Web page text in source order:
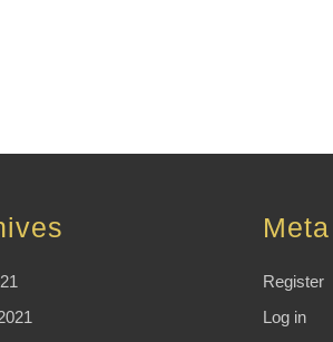
Meta
Register
Log in